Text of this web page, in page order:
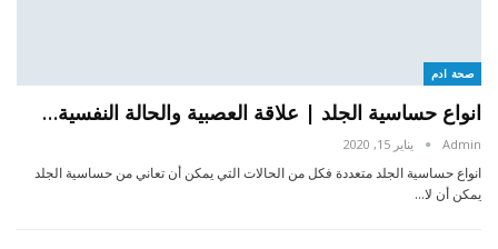
صحة ادم
انواع حساسية الجلد | علاقة العصبية والحالة النفسية…
Admin يناير 15, 2020
انواع حساسية الجلد متعددة فكل من الحالات التي يمكن أن تعاني من حساسية الجلد
يمكن أن لا…